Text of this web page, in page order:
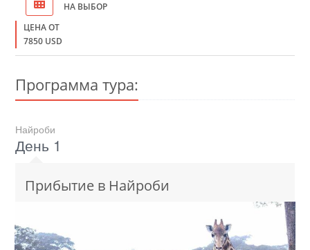
НА ВЫБОР
ЦЕНА ОТ
7850 USD
Программа тура:
Найроби
День 1
Прибытие в Найроби